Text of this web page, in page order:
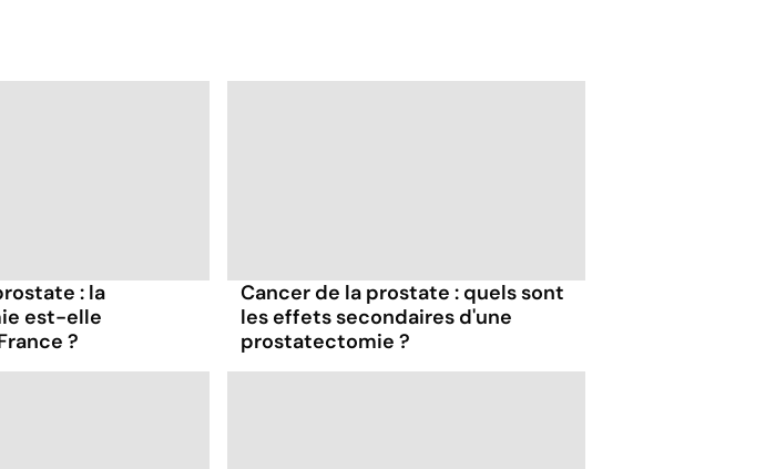
: la
est-elle
?
Cancer de la prostate : quels sont
les effets secondaires d'une
prostatectomie ?